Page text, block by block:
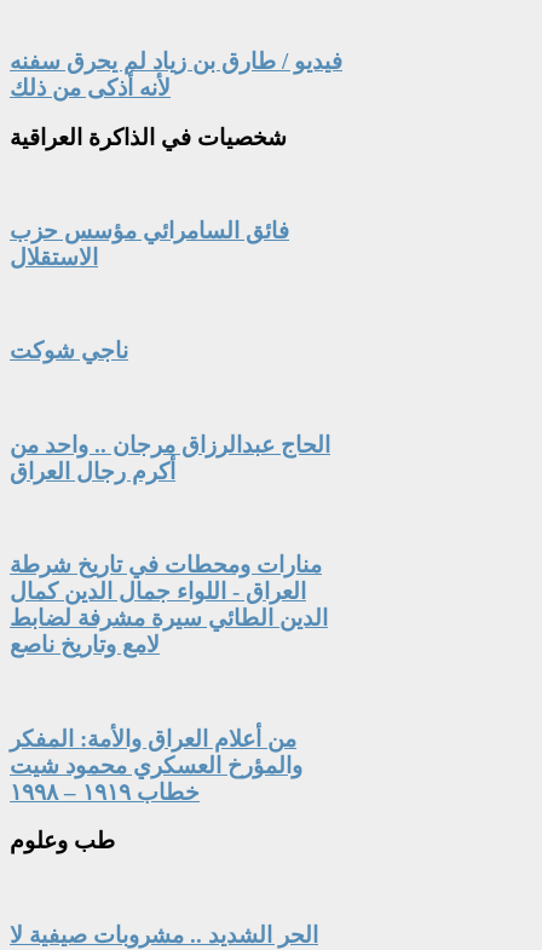
فيديو / طارق بن زياد لم يحرق سفنه
لأنه أذكى من ذلك
شخصيات في الذاكرة العراقية
فائق السامرائي مؤسس حزب
الاستقلال
ناجي شوكت
الحاج عبدالرزاق مرجان .. واحد من
أكرم رجال العراق
منارات ومحطات في تاريخ شرطة
العراق - اللواء جمال الدين كمال
الدين الطائي سيرة مشرفة لضابط
لامع وتاريخ ناصع
من أعلام العراق والأمة: المفكر
والمؤرخ العسكري محمود شيت
خطاب ١٩١٩ – ١٩٩٨
طب وعلوم
الحر الشديد .. مشروبات صيفية لا